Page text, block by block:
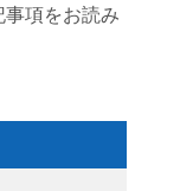
項をお読み